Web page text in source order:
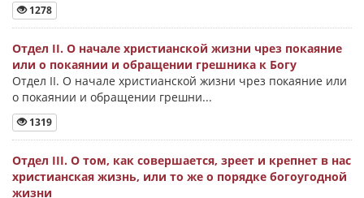
1278
Отдел II. О начале христианской жизни чрез покаяние
или о покаянии и обращении грешника к Богу
Отдел II. О начале христианской жизни чрез покаяние или
о покаянии и обращении грешни...
1319
Отдел III. О том, как совершается, зреет и крепнет в нас
христианская жизнь, или то же о порядке богоугодной
жизни